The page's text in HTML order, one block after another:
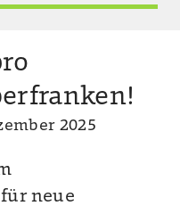
2025
neue